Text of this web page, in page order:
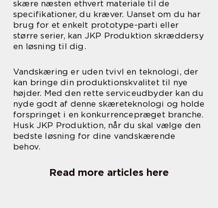
skære næsten ethvert materiale til de
specifikationer, du kræver. Uanset om du har
brug for et enkelt prototype-parti eller
større serier, kan JKP Produktion skræddersy
en løsning til dig.
Vandskæring er uden tvivl en teknologi, der
kan bringe din produktionskvalitet til nye
højder. Med den rette serviceudbyder kan du
nyde godt af denne skæreteknologi og holde
forspringet i en konkurrencepræget branche.
Husk JKP Produktion, når du skal vælge den
bedste løsning for dine vandskærende
behov.
Read more articles here